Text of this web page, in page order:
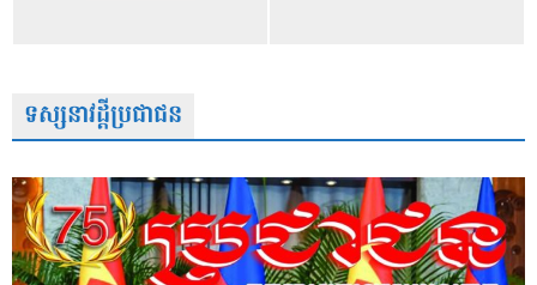
ទស្សនាវដ្តីប្រជាជន